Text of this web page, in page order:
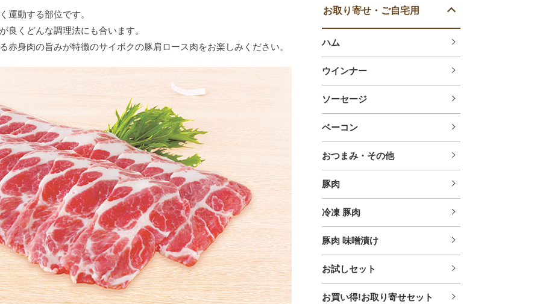
お取り寄せ・ご自宅用
ハム
ウインナー
ソーセージ
ベーコン
おつまみ・その他
豚肉
冷凍 豚肉
豚肉 味噌漬け
お試しセット
お買い得!お取り寄せセット
運動する部位です。
良くどんな調理法にも合います。
身肉の旨みが特徴のサイボクの豚肩ロース肉をお楽しみください。